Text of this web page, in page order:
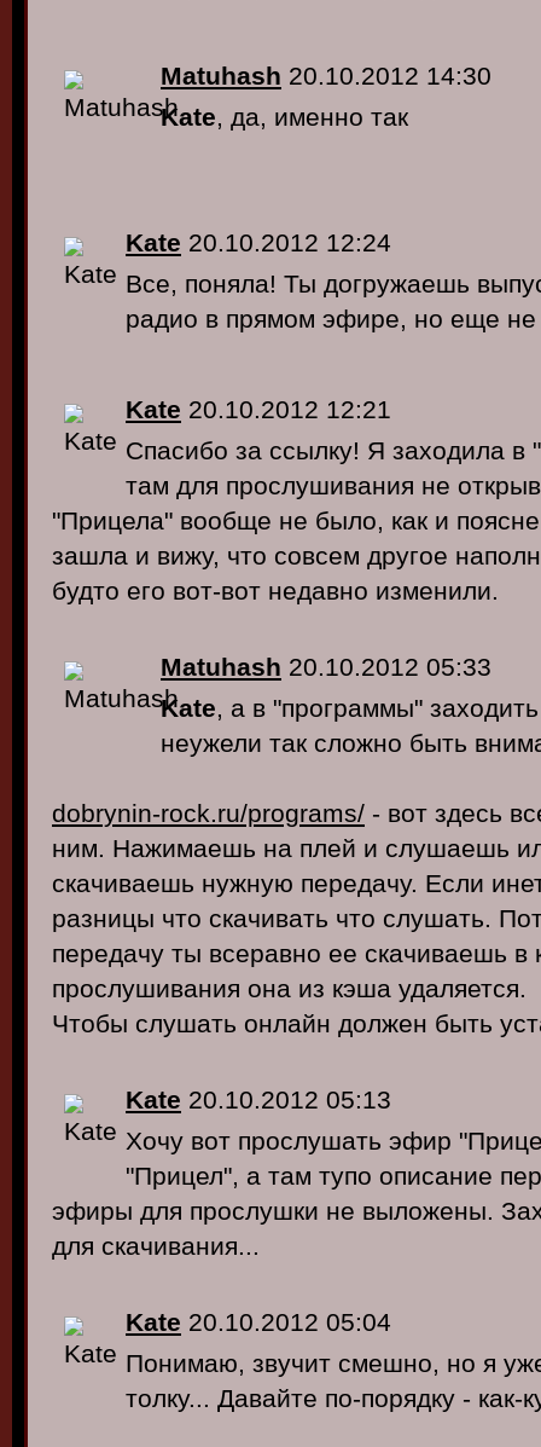
Matuhash 20.10.2012 14:30
Kate, да, именно так
Kate 20.10.2012 12:24
Все, поняла! Ты догружаешь
радио в прямом эфире, но еще
Kate 20.10.2012 12:21
Спасибо за ссылку! Я заходила в
там для прослушивания не
"Прицела" вообще не было, как и
зашла и вижу, что совсем другое
будто его вот-вот недавно изменили.
Matuhash 20.10.2012 05:33
Kate, а в "программы"
неужели так сложно быть
dobrynin-rock.ru/programs/ - вот здесь
ним. Нажимаешь на плей и слушаешь
скачиваешь нужную передачу. Если
разницы что скачивать что слушать.
передачу ты всеравно ее скачиваешь
прослушивания она из кэша удаляется.
Чтобы слушать онлайн должен быть
Kate 20.10.2012 05:13
Хочу вот прослушать эфир
"Прицел", а там тупо описание
эфиры для прослушки не выложены.
для скачивания...
Kate 20.10.2012 05:04
Понимаю, звучит смешно, но я
толку... Давайте по-порядку - как-